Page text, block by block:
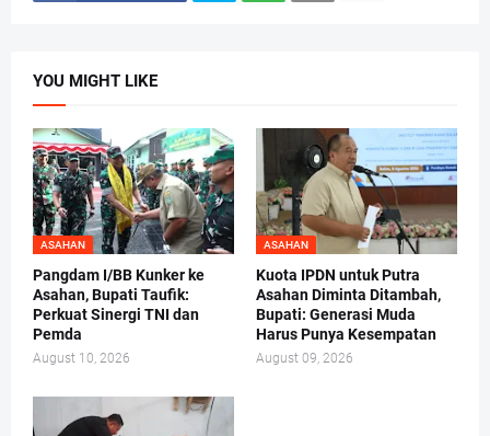
YOU MIGHT LIKE
ASAHAN
Pangdam I/BB Kunker ke
Asahan, Bupati Taufik:
Perkuat Sinergi TNI dan
Pemda
August 10, 2026
ASAHAN
Kuota IPDN untuk Putra
Asahan Diminta Ditambah,
Bupati: Generasi Muda
Harus Punya Kesempatan
August 09, 2026